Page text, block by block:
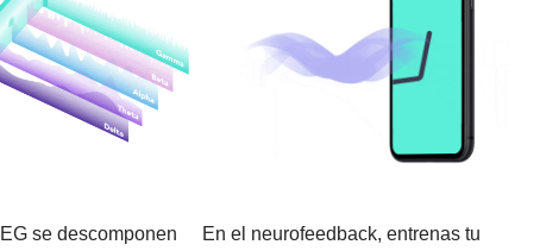
se descomponen
En el neurofeedback, entrenas tu